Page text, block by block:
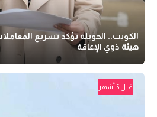
الكويت.. الحويلة تؤكد تسريع
هيئة ذوي الإعاقة
قبل 5 أشهر